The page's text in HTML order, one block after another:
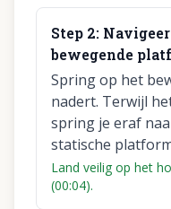
Step 2:
bewegende
Spring op het
nadert. Terwijl
spring je eraf
statische
Land veilig op het
(00:04).